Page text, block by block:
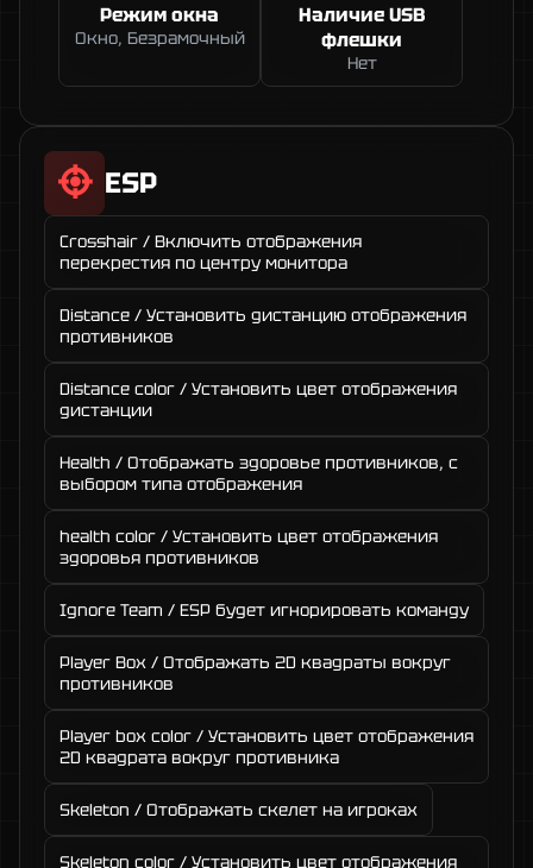
Режим окна
Окно, Безрамочный
Наличие USB
флешки
Нет
ESP
Crosshair / Включить отображения
перекрестия по центру монитора
Distance / Установить дистанцию отображения
противников
Distance color / Установить цвет отображения
дистанции
Health / Отображать здоровье противников, с
выбором типа отображения
health color / Установить цвет отображения
здоровья противников
Ignore Team / ESP будет игнорировать команду
Player Box / Отображать 2D квадраты вокруг
противников
Player box color / Установить цвет отображения
2D квадрата вокруг противника
Skeleton / Отображать скелет на игроках
Skeleton color / Установить цвет отображения